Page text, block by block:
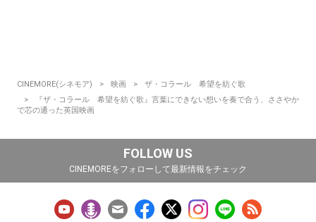
CINEMORE(シネモア) 映画
ザ・コラール 希望を紡ぐ歌
『ザ・コラール 希望を紡ぐ歌』言葉にできない想いを奏で合う、ささやか
で芯の通った英国映画
FOLLOW US
CINEMOREをフォローして最新情報をチェック